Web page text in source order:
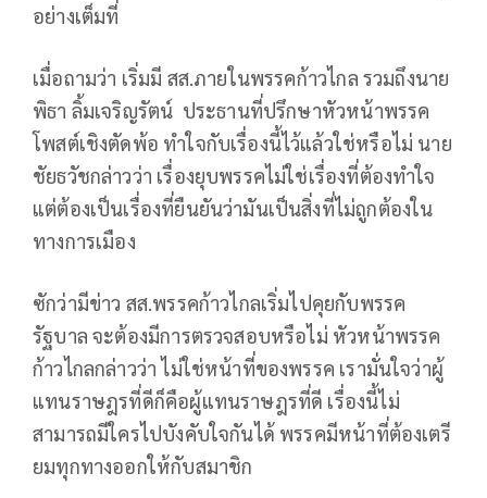
อย่างเต็มที่
เมื่อถามว่า เริ่มมี สส.ภายในพรรคก้าวไกล รวมถึงนาย
พิธา ลิ้มเจริญรัตน์ ประธานที่ปรึกษาหัวหน้าพรรค
โพสต์เชิงตัดพ้อ ทำใจกับเรื่องนี้ไว้แล้วใช่หรือไม่ นาย
ชัยธวัชกล่าวว่า เรื่องยุบพรรคไม่ใช่เรื่องที่ต้องทำใจ
แต่ต้องเป็นเรื่องที่ยืนยันว่ามันเป็นสิ่งที่ไม่ถูกต้องใน
ทางการเมือง
ซักว่ามีข่าว สส.พรรคก้าวไกลเริ่มไปคุยกับพรรค
รัฐบาล จะต้องมีการตรวจสอบหรือไม่ หัวหน้าพรรค
ก้าวไกลกล่าวว่า ไม่ใช่หน้าที่ของพรรค เรามั่นใจว่าผู้
แทนราษฎรที่ดีก็คือผู้แทนราษฎรที่ดี เรื่องนี้ไม่
สามารถมีใครไปบังคับใจกันได้ พรรคมีหน้าที่ต้องเตรี
ยมทุกทางออกให้กับสมาชิก